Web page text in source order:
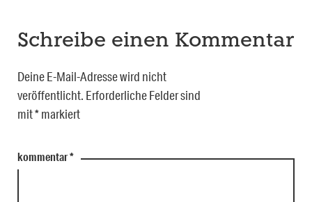
Schreibe einen Kommentar
Deine E-Mail-Adresse wird nicht
veröffentlicht. Erforderliche Felder sind
mit*markiert
kommentar*